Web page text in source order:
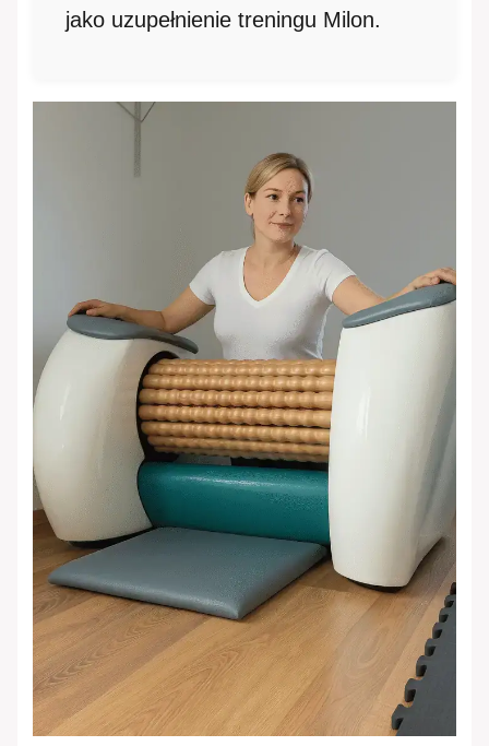
jako uzupełnienie treningu Milon.